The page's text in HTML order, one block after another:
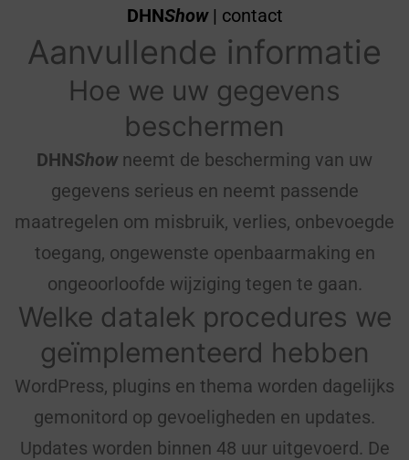
DHNShow| contact
Aanvullende informatie
Hoe we uw gegevens
beschermen
DHNShowneemt de bescherming van uw
gegevens serieus en neemt passende
maatregelen om misbruik, verlies, onbevoegde
toegang, ongewenste openbaarmaking en
ongeoorloofde wijziging tegen te gaan.
Welke datalek procedures we
geïmplementeerd hebben
WordPress, plugins en thema worden dagelijks
gemonitord op gevoeligheden en updates.
Updates worden binnen 48 uur uitgevoerd. De